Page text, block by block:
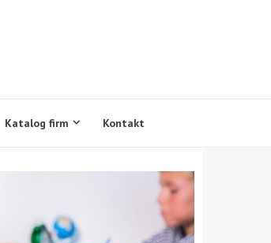
Katalog firm Kontakt